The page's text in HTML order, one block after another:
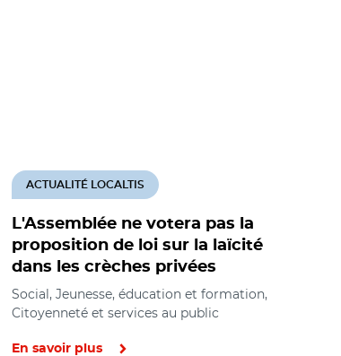
L'Assemblée ne votera pas la
proposition de loi sur la laïcité
dans les crèches privées
ACTUALITÉ LOCALTIS
Social, Jeunesse, éducation et formation,
Citoyenneté et services au public
En savoir plus